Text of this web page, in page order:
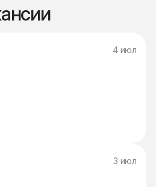
4 июл
3 июл